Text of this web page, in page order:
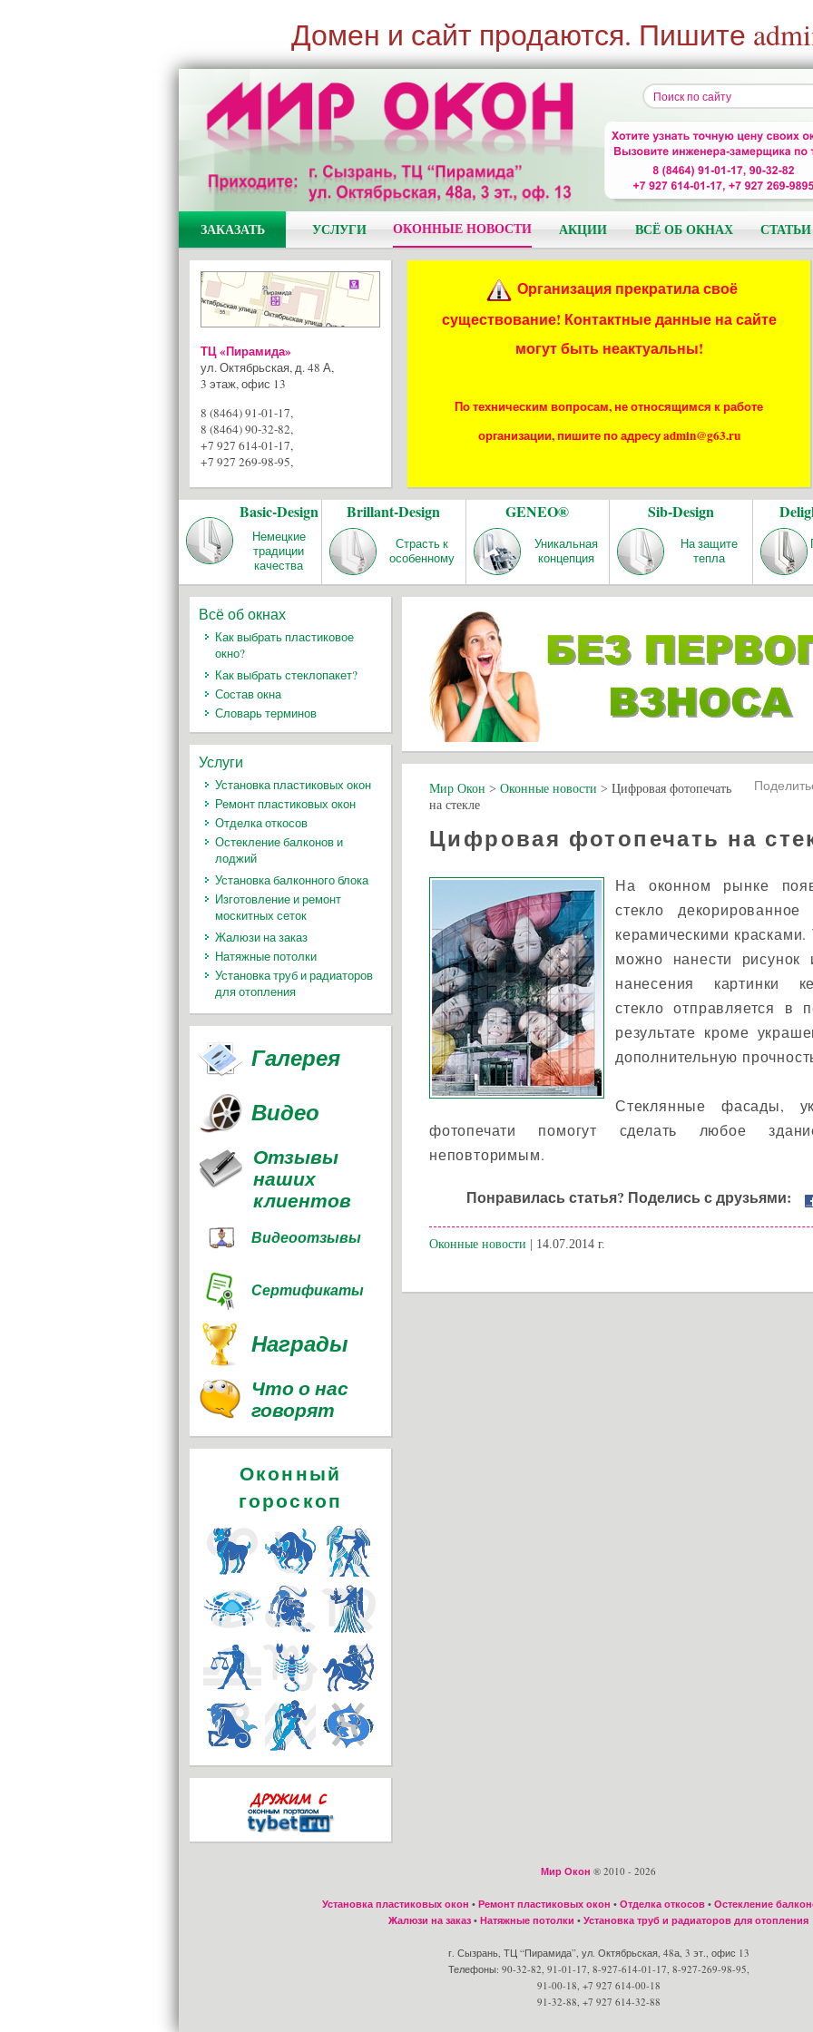
Домен и сайт продаются. Пишите
ЗАКАЗАТЬ УСЛУГИ ОКОННЫЕ НОВОСТИ АКЦИИ ВСЁ ОБ ОКНАХ СТАТЬИ
ТЦ «Пирамида»
ул. Октябрьская, д. 48 А,
3 этаж, офис 13
8 (8464) 91-01-17,
8 (8464) 90-32-82,
+7 927 614-01-17,
+7 927 269-98-95,
Организация прекратила своё
существование! Контактные данные на сайте
могут быть неактуальны!
По техническим вопросам, не относящимся к работе
организации, пишите по адресу admin@g63.ru
Basic-Design
Немецкие
традиции
качества
Brillant-Design
Страсть к
особенному
GENEO®
Уникальная
концепция
Sib-Design
На защите
тепла
Мир Окон > Оконные новости > Цифровая фотопечать
на стекле
Цифровая фотопечать на
На оконном рынке
стекло
керамическими
можно нанести
нанесения картинки
стекло отправляется в
результате кроме
дополнительную
Стеклянные фасады,
фотопечати помогут сделать любое
неповторимым.
Понравилась статья? Поделись с друзьями:
Оконные новости | 14.07.2014 г.
Всё об окнах
Как выбрать пластиковое
окно?
Как выбрать стеклопакет?
Состав окна
Словарь терминов
Услуги
Установка пластиковых окон
Ремонт пластиковых окон
Отделка откосов
Остекление балконов и
лоджий
Установка балконного блока
Изготовление и ремонт
москитных сеток
Жалюзи на заказ
Натяжные потолки
Установка труб и радиаторов
для отопления
Галерея
Видео
Отзывы
наших
клиентов
Видеоотзывы
Сертификаты
Награды
Что о нас
говорят
Оконный
гороскоп
Мир Окон ® 2010 - 2026
Установка пластиковых окон • Ремонт пластиковых окон • Отделка откосов• Остекление
Жалюзи на заказ • Натяжные потолки • Установка труб и радиаторов для отопления
г. Сызрань, ТЦ “Пирамида”, ул. Октябрьская, 48а, 3 эт., офис 13
Телефоны: 90-32-82, 91-01-17, 8-927-614-01-17, 8-927-269-98-95,
91-00-18, +7 927 614-00-18
91-32-88, +7 927 614-32-88